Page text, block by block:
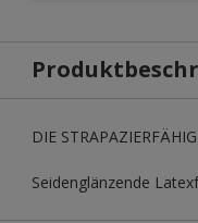
DIE
Seidenglänzende